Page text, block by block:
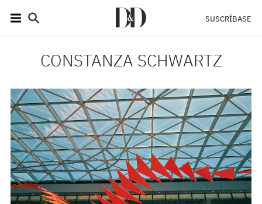
SUSCRÍBASE
CONSTANZA SCHWARTZ